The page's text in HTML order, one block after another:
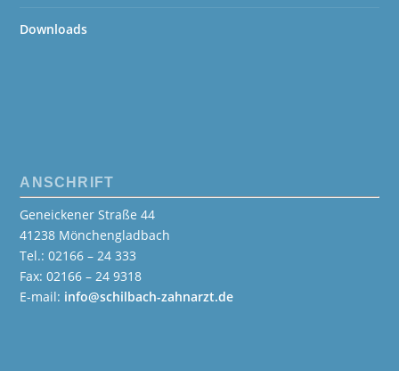
Downloads
ANSCHRIFT
Geneickener Straße 44
41238 Mönchengladbach
Tel.: 02166 – 24 333
Fax: 02166 – 24 9318
E-mail: info@schilbach-zahnarzt.de